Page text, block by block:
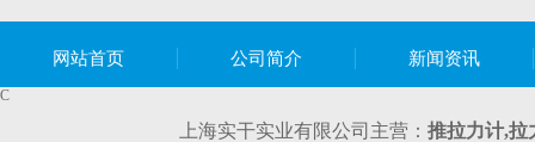
网站首页 公司简介 新闻资讯
C
上海实干实业有限公司主营： 推拉力计,拉